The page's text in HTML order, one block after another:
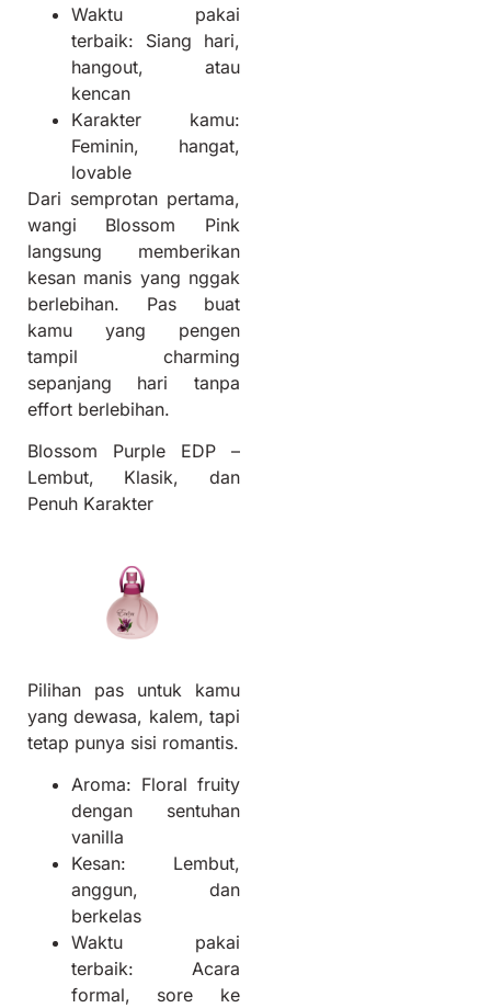
Waktu pakai
terbaik: Siang hari,
hangout, atau
kencan
Karakter kamu:
Feminin, hangat,
lovable
Dari semprotan pertama,
wangi Blossom Pink
langsung memberikan
kesan manis yang nggak
berlebihan. Pas buat
kamu yang pengen
tampil charming
sepanjang hari tanpa
effort berlebihan.
Blossom Purple EDP –
Lembut, Klasik, dan
Penuh Karakter
Pilihan pas untuk kamu
yang dewasa, kalem, tapi
tetap punya sisi romantis.
Aroma: Floral fruity
dengan sentuhan
vanilla
Kesan: Lembut,
anggun, dan
berkelas
Waktu pakai
terbaik: Acara
formal, sore ke